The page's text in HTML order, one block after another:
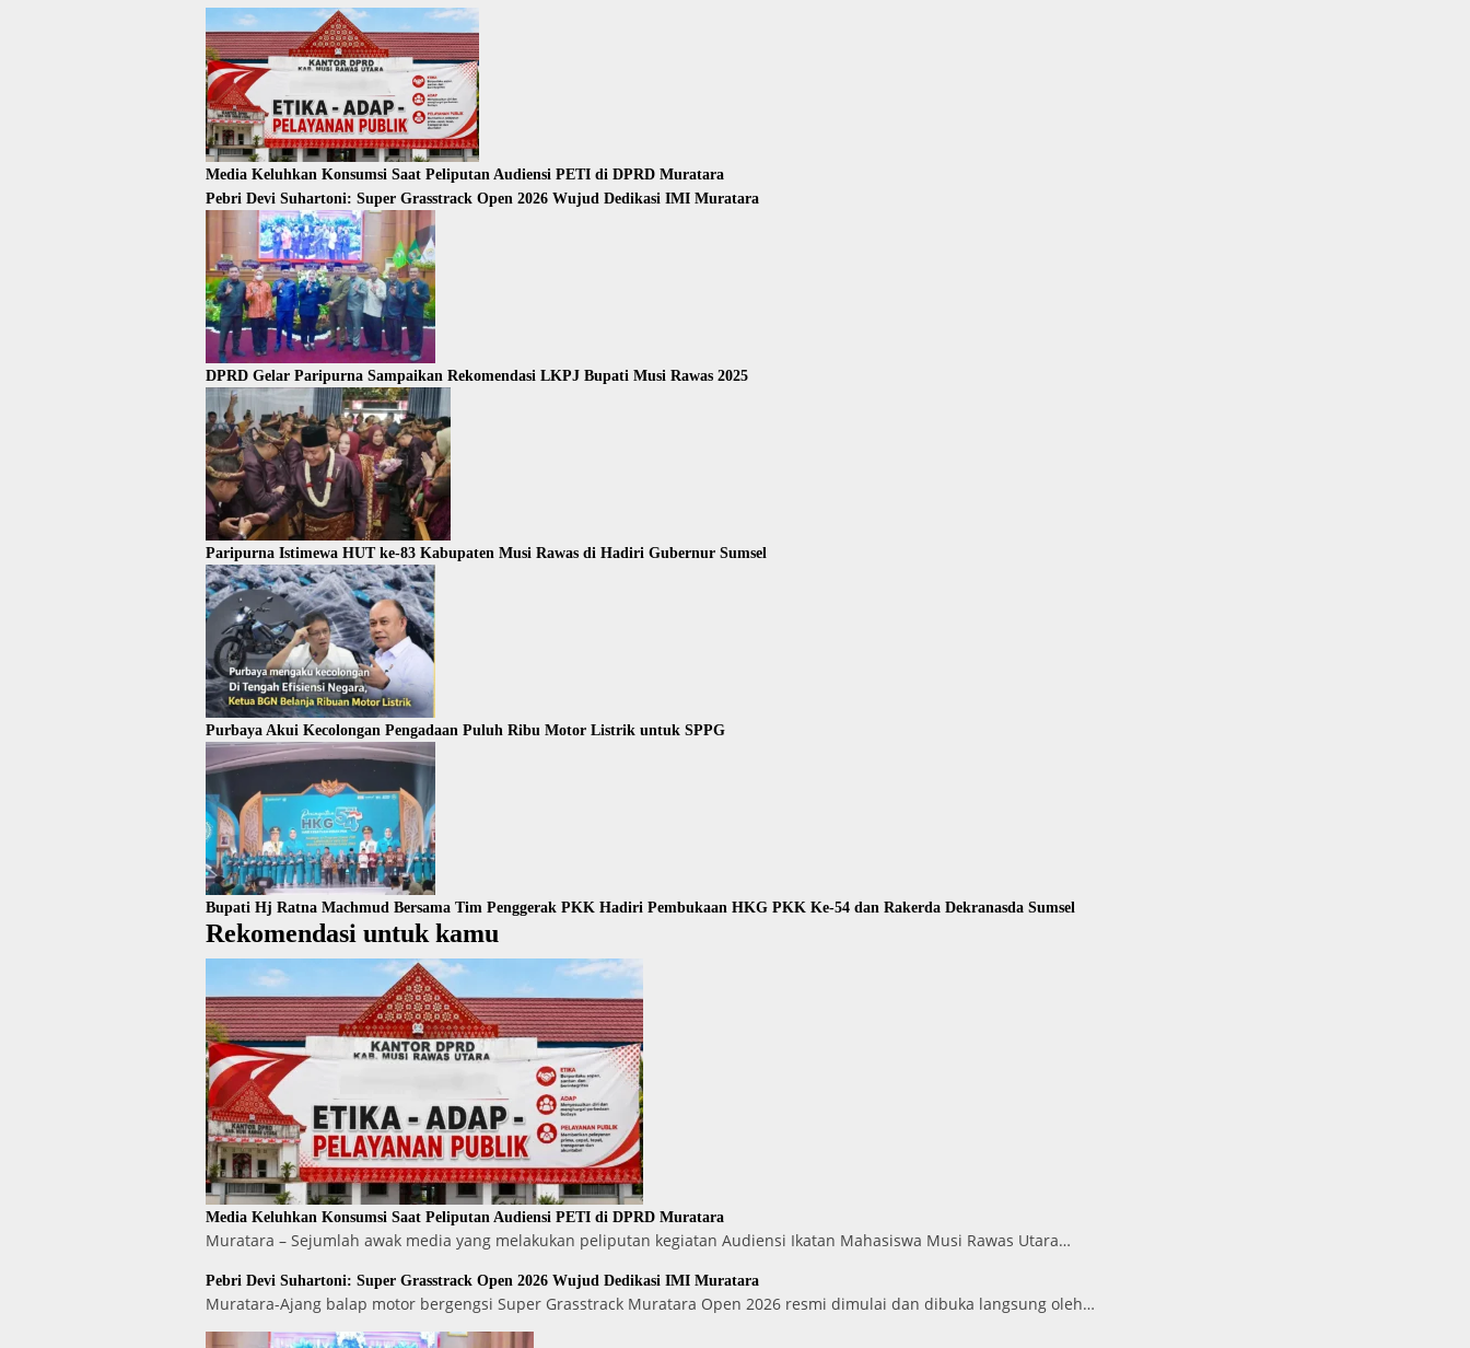
Media Keluhkan Konsumsi Saat Peliputan Audiensi PETI di DPRD Muratara
Pebri Devi Suhartoni: Super Grasstrack Open 2026 Wujud Dedikasi IMI Muratara
DPRD Gelar Paripurna Sampaikan Rekomendasi LKPJ Bupati Musi Rawas 2025
Paripurna Istimewa HUT ke-83 Kabupaten Musi Rawas di Hadiri Gubernur Sumsel
Purbaya Akui Kecolongan Pengadaan Puluh Ribu Motor Listrik untuk SPPG
Bupati Hj Ratna Machmud Bersama Tim Penggerak PKK Hadiri Pembukaan HKG PKK Ke-54 dan Rakerda Dekranasda Sumsel
Rekomendasi untuk kamu
Media Keluhkan Konsumsi Saat Peliputan Audiensi PETI di DPRD Muratara
Muratara – Sejumlah awak media yang melakukan peliputan kegiatan Audiensi Ikatan Mahasiswa Musi Rawas Utara…
Pebri Devi Suhartoni: Super Grasstrack Open 2026 Wujud Dedikasi IMI Muratara
Muratara-Ajang balap motor bergengsi Super Grasstrack Muratara Open 2026 resmi dimulai dan dibuka langsung oleh…